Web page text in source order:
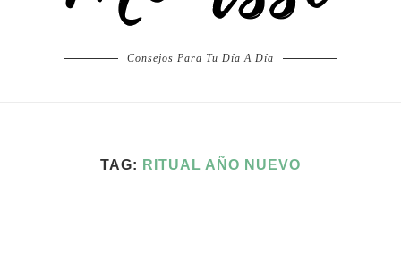
Consejos Para Tu Día A Día
TAG: RITUAL AÑO NUEVO